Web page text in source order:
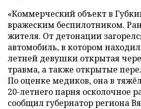
«Коммерческий объект в
вражеским беспилотником.
жителя. От детонации
автомобиль, в котором
летней девушки открытая
травма, а также открытые
По оценке медиков, она в
20-летнего парня осколочное
сообщил губернатор региона